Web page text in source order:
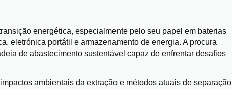
energética, especialmente pelo seu papel em baterias
eletrónica portátil e armazenamento de energia. A procura
de abastecimento sustentável capaz de enfrentar desafios
ambientais da extração e métodos atuais de separação